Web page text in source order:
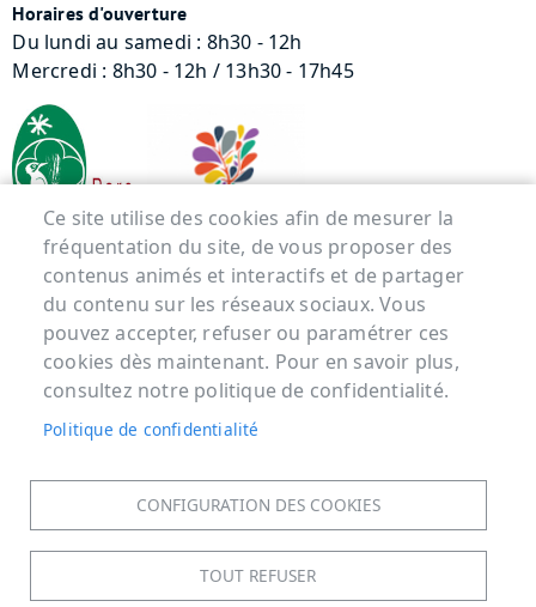
Horaires d'ouverture
Du lundi au samedi : 8h30 - 12h
Mercredi : 8h30 - 12h / 13h30 - 17h45
Menu Pied de page
ACCUEIL
MENTIONS LÉGALES
DONNÉES PERSONNELLES
COOKIES
PLAN DU SITE
Ce site utilise des cookies afin de mesurer la
fréquentation du site, de vous proposer des
contenus animés et interactifs et de partager
du contenu sur les réseaux sociaux. Vous
pouvez accepter, refuser ou paramétrer ces
cookies dès maintenant. Pour en savoir plus,
consultez notre politique de confidentialité.
Politique de confidentialité
CONFIGURATION DES COOKIES
TOUT REFUSER